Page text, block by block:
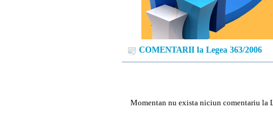
COMENTARII la Legea 363/2006
Momentan nu exista niciun comentariu la